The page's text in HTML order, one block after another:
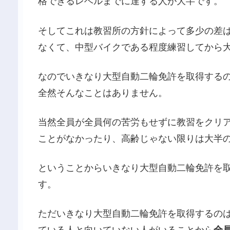
そしてこれは教習所の方針によって多少の差
なくて、中型バイクである程度練習してから
なのでいきなり大型自動二輪免許を取得する
全然そんなことはありません。
当然全員が全員何の苦労もせずに教習をクリ
ことがなかったり、高齢じゃない限りは大半
ということからいきなり大型自動二輪免許を
す。
ただいきなり大型自動二輪免許を取得するの